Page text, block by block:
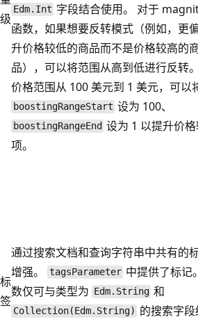
级
Edm.Int 字段结合使用。 对于
函数，如果想要反转模式（例如，更
升价格较低的商品而不是价格较高的
品），可以将范围从高到低进行反转
价格范围从 100 美元到 1 美元，可以
boostingRangeStart 设为 100、
boostingRangeEnd 设为 1 以提升价
项。
标
签
通过搜索文档和查询字符串中共有的
增强。
tagsParameter 中提供了标记
数仅可与类型为 Edm.String 和
Collection(Edm.String) 的搜索字